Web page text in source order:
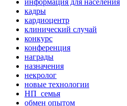
кадры
кардиоцентр
клинический случай
конкурс
конференция
награды
назначения
некролог
новые технологии
НП_семья
обмен опытом